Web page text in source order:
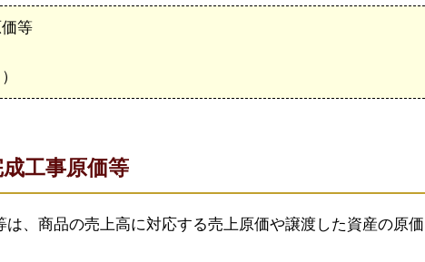
等
成工事原価等
、商品の売上高に対応する売上原価や譲渡した資産の原価